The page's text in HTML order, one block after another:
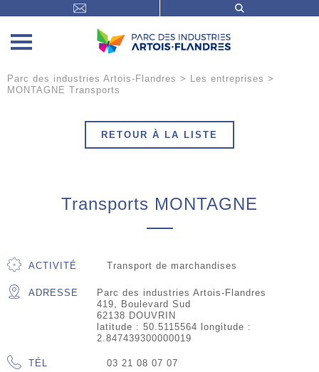
Parc des industries Artois-Flandres > Les entreprises >
MONTAGNE Transports
RETOUR À LA LISTE
Transports MONTAGNE
ACTIVITÉ Transport de marchandises
ADRESSE
Parc des industries Artois-Flandres
419, Boulevard Sud
62138 DOUVRIN
latitude : 50.5115564 longitude :
2.847439300000019
TÉL
03 21 08 07 07